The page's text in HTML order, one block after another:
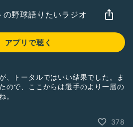
野球語りたいラジオ
アプリで聴く
、トータルではいい結果でした。ま
ので、ここからは選手のより一層の
。
球語りたいラジオ
378